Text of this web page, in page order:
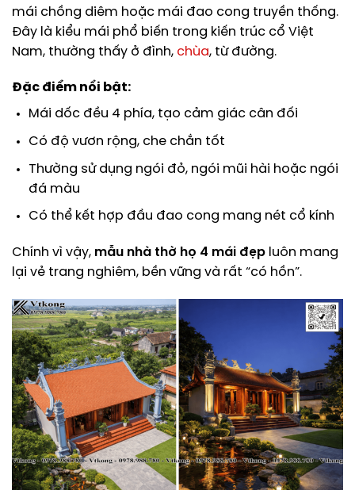
mái chồng diêm hoặc mái đao cong truyền thống.
Đây là kiểu mái phổ biến trong kiến trúc cổ Việt
Nam, thường thấy ở đình, chùa, từ đường.
Đặc điểm nổi bật:
Mái dốc đều 4 phía, tạo cảm giác cân đối
Có độ vươn rộng, che chắn tốt
Thường sử dụng ngói đỏ, ngói mũi hài hoặc ngói
đá màu
Có thể kết hợp đầu đao cong mang nét cổ kính
Chính vì vậy, mẫu nhà thờ họ 4 mái đẹp luôn mang
lại vẻ trang nghiêm, bền vững và rất “có hồn”.